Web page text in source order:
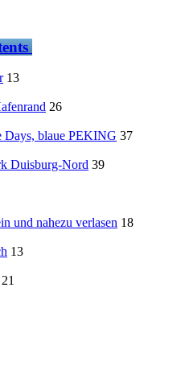
13
26
Days, blaue PEKING 37
Duisburg-Nord 39
und nahezu verlasen 18
13
21